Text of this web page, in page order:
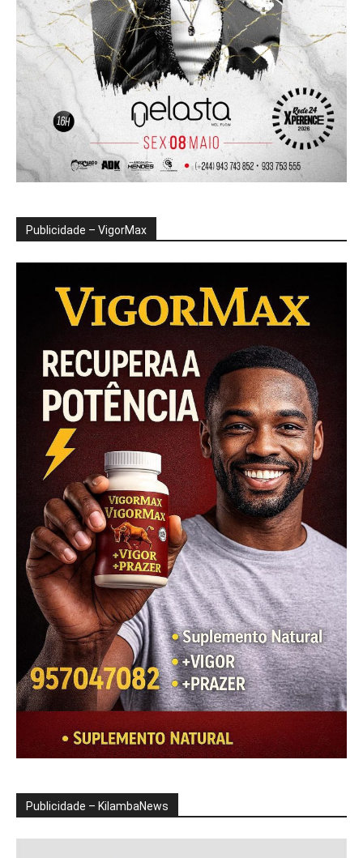
Publicidade – VigorMax
Publicidade – KilambaNews